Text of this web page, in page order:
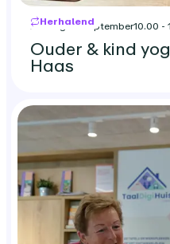
Herhalend
zondag 20 september10.00 -
Ouder & kind
Haas